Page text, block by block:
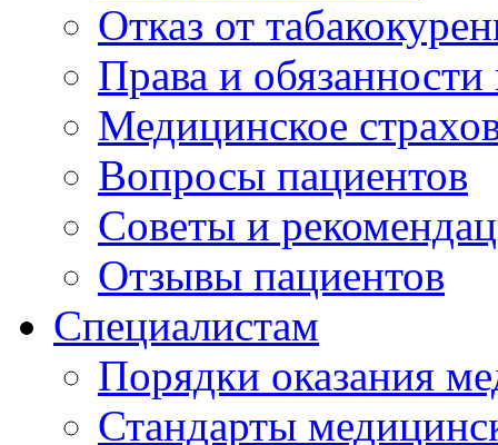
Отказ от
Права и
Медицинское
Вопросы пациентов
Советы и
Отзывы пациентов
Специалистам
Порядки оказания
Стандарты